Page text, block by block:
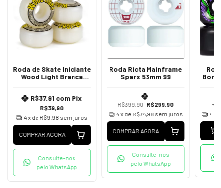
Roda de Skate Iniciante
Wood Light Branca
R$39,90
R$37,91 com Pix
4x de R$9,98 sem juros
COMPRAR AGORA
Consulte-nos
pelo WhatsApp
Roda Ricta Mainframe
Sparx 53mm 99
R$399,90 R$299,90
4x de R$74,98 sem juros
COMPRAR AGORA
Consulte-nos
pelo WhatsApp
4